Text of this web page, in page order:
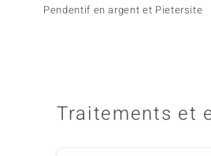
Pendentif en argent et Pietersite
Traitements et